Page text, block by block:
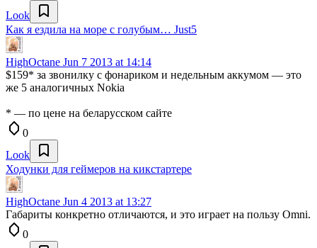
Look
Как я ездила на море с голубым… Just5
HighOctane Jun 7 2013 at 14:14
$159* за звонилку с фонариком и недельным аккумом — это
же 5 аналогичных Nokia
* — по цене на беларусском сайте
0
Look
Ходунки для геймеров на кикстартере
HighOctane Jun 4 2013 at 13:27
Габариты конкретно отличаются, и это играет на пользу Omni.
0